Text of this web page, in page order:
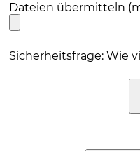
Dateien übermitteln
Sicherheitsfrage: Wie